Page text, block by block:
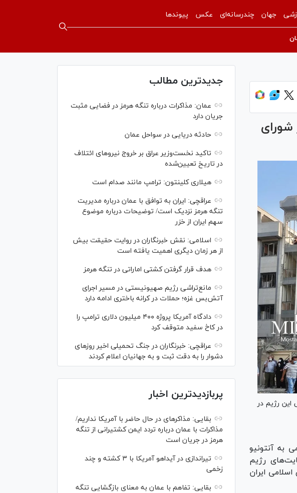
جهان چندرسانه‌ای عکس پیوندها
شورای
رژیم در
به آنتونیو
رژیم
علیه جمهوری اسلامی ایران
جدیدترین مطالب
عمان: مذاکرات درباره تنگه هرمز در فضایی مثبت
جریان دارد
حادثه دریایی در سواحل عمان
تاکید نخست‌وزیر عراق بر خروج نیروهای ائتلاف
در تاریخ تعیین‌شده
هیلاری کلینتون: ترامپ مانند صدام است
عراقچی: ایران به توافق با عمان درباره مدیریت
تنگه هرمز نزدیک است/ توضیحات درباره موضوع
سهم ایران از خزر
اسلامی: نقش خبرنگاران در روایت حقیقت بیش
از هر زمان دیگری اهمیت یافته است
هدف قرار گرفتن کشتی اماراتی در تنگه هرمز
مانع‌تراشی رژیم صهیونیستی در مسیر اجرای
آتش‌بس غزه؛ حملات در کرانه باختری ادامه دارد
دادگاه آمریکا پروژه ۴۰۰ میلیون دلاری ترامپ را
در کاخ سفید متوقف کرد
عراقچی: خبرنگاران در جنگ تحمیلی اخیر روز‌های
دشوار را به دقت ثبت و به جهانیان اعلام کردند
پربازدیدترین اخبار
بقایی: مذاکره‎ای در حال حاضر با آمریکا نداریم/
مذاکرات با عمان درباره تردد ایمن کشتیرانی از تنگه
هرمز در جریان است
تیراندازی در آیداهو آمریکا با ۳ کشته و چند
زخمی
بقایی: تفاهم با عمان به معنای بازگشایی تنگه